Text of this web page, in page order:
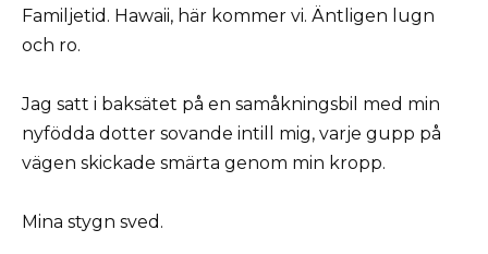
Familjetid. Hawaii, här kommer vi. Äntligen lugn
och ro.
Jag satt i baksätet på en samåkningsbil med min
nyfödda dotter sovande intill mig, varje gupp på
vägen skickade smärta genom min kropp.
Mina stygn sved.